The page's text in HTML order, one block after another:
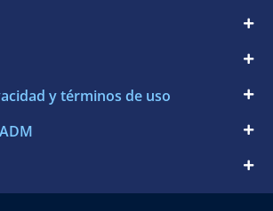
y términos de uso